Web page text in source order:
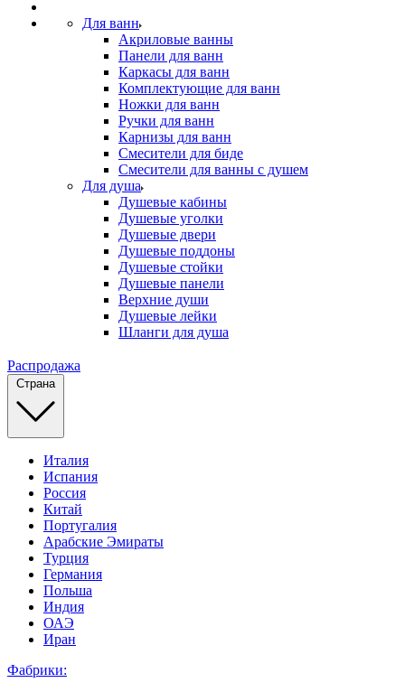
Для ванн
Акриловые ванны
Панели для ванн
Каркасы для ванн
Комплектующие для ванн
Ножки для ванн
Ручки для ванн
Карнизы для ванн
Смесители для биде
Смесители для ванны с душем
Для душа
Душевые кабины
Душевые уголки
Душевые двери
Душевые поддоны
Душевые стойки
Душевые панели
Верхние души
Душевые лейки
Шланги для душа
Распродажа
Страна
Италия
Испания
Россия
Китай
Португалия
Арабские Эмираты
Турция
Германия
Польша
Индия
ОАЭ
Иран
Фабрики: